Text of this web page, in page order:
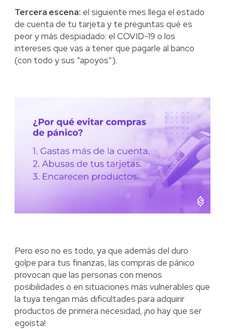
Tercera escena: el siguiente mes llega el estado
de cuenta de tu tarjeta y te preguntas qué es
peor y más despiadado: el COVID-19 o los
intereses que vas a tener que pagarle al banco
(con todo y sus “apoyos”).
Pero eso no es todo, ya que además del duro
golpe para tus finanzas, las compras de pánico
provocan que las personas con menos
posibilidades o en situaciones más vulnerables que
la tuya tengan más dificultades para adquirir
productos de primera necesidad, ¡no hay que ser
egoísta!